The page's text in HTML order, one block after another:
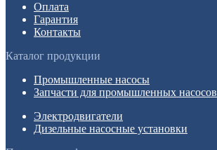
Оплата
Гарантия
Контакты
Каталог продукции
Промышленные насосы
Запчасти для промышленных насосов
Электродвигатели
Дизельные насосные установки